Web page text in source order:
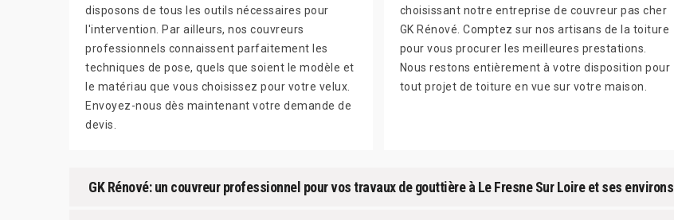
disposons de tous les outils nécessaires pour
l'intervention. Par ailleurs, nos couvreurs
professionnels connaissent parfaitement les
techniques de pose, quels que soient le modèle et
le matériau que vous choisissez pour votre velux.
Envoyez-nous dès maintenant votre demande de
devis.
choisissant notre entreprise de couvreur pas cher
GK Rénové. Comptez sur nos artisans de la toiture
pour vous procurer les meilleures prestations.
Nous restons entièrement à votre disposition pour
tout projet de toiture en vue sur votre maison.
GK Rénové: un couvreur professionnel pour vos travaux de gouttière à Le Fresne Sur Loire et ses environs